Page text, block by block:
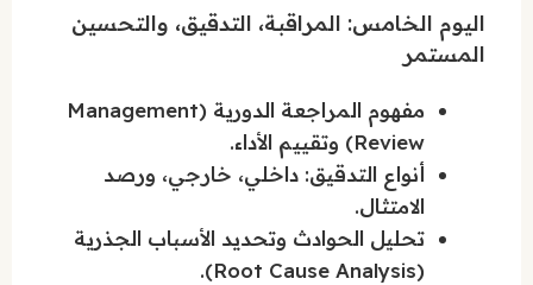
اليوم الخامس: المراقبة، التدقيق، والتحسين
المستمر
مفهوم المراجعة الدورية (Management
Review) وتقييم الأداء.
أنواع التدقيق: داخلي، خارجي، ورصد
الامتثال.
تحليل الحوادث وتحديد الأسباب الجذرية
(Root Cause Analysis).